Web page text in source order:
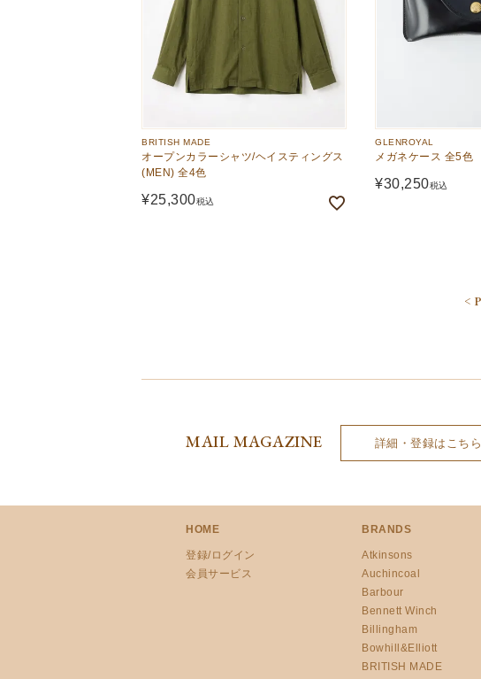
BRITISH MADE
オープンカラーシャツ/ヘイスティングス
(MEN) 全4色
¥25,300税込
GLENROYAL
メガネケース 全5色
¥30,250税込
MAIL MAGAZINE 詳細・登録はこちら
HOME
登録/ログイン
会員サービス
BRANDS
Atkinsons
Auchincoal
Barbour
Bennett Winch
Billingham
Bowhill&Elliott
BRITISH MADE